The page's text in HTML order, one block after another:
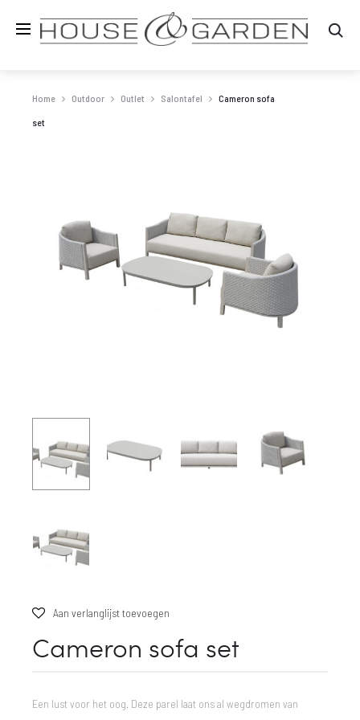
Home Outdoor Outlet Salontafel Cameron sofa
set
Aan verlanglijst toevoegen
Cameron sofa set
Een lust voor het oog. Deze parel laat ons al wegdromen van